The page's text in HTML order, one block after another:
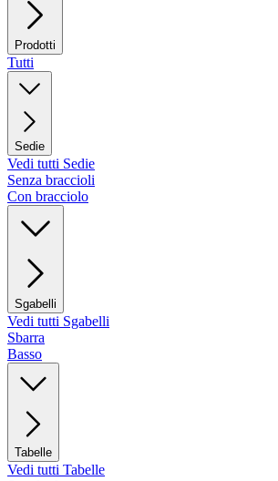
Prodotti
Tutti
Sedie
Vedi tutti Sedie
Senza braccioli
Con bracciolo
Sgabelli
Vedi tutti Sgabelli
Sbarra
Basso
Tabelle
Vedi tutti Tabelle